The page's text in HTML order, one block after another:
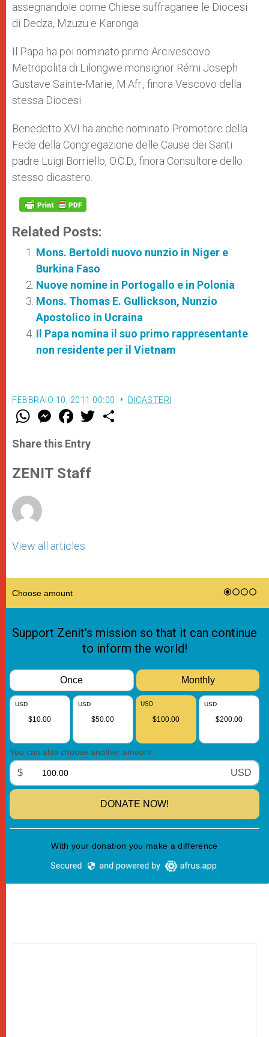
assegnandole come Chiese suffraganee le Diocesi
di Dedza, Mzuzu e Karonga.
Il Papa ha poi nominato primo Arcivescovo
Metropolita di Lilongwe monsignor Rémi Joseph
Gustave Sainte-Marie, M.Afr., finora Vescovo della
stessa Diocesi.
Benedetto XVI ha anche nominato Promotore della
Fede della Congregazione delle Cause dei Santi
padre Luigi Borriello, O.C.D., finora Consultore dello
stesso dicastero.
Related Posts:
Mons. Bertoldi nuovo nunzio in Niger e
Burkina Faso
Nuove nomine in Portogallo e in Polonia
Mons. Thomas E. Gullickson, Nunzio
Apostolico in Ucraina
Il Papa nomina il suo primo rappresentante
non residente per il Vietnam
FEBBRAIO 10, 2011 00:00 DICASTERI
W
t
s
p
p
M
e
s
e
g
e
F
a
e
b
o
k
w
Share this Entry
ZENIT Staff
View all articles